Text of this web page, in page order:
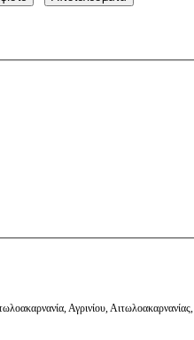
Αγρινίου, Αιτωλοακαρνανίας,